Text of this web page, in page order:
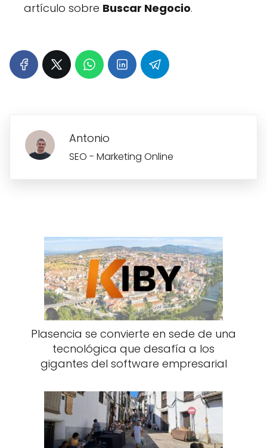
artículo sobre Buscar Negocio.
Antonio
SEO - Marketing Online
Plasencia se convierte en sede de una
tecnológica que desafía a los
gigantes del software empresarial